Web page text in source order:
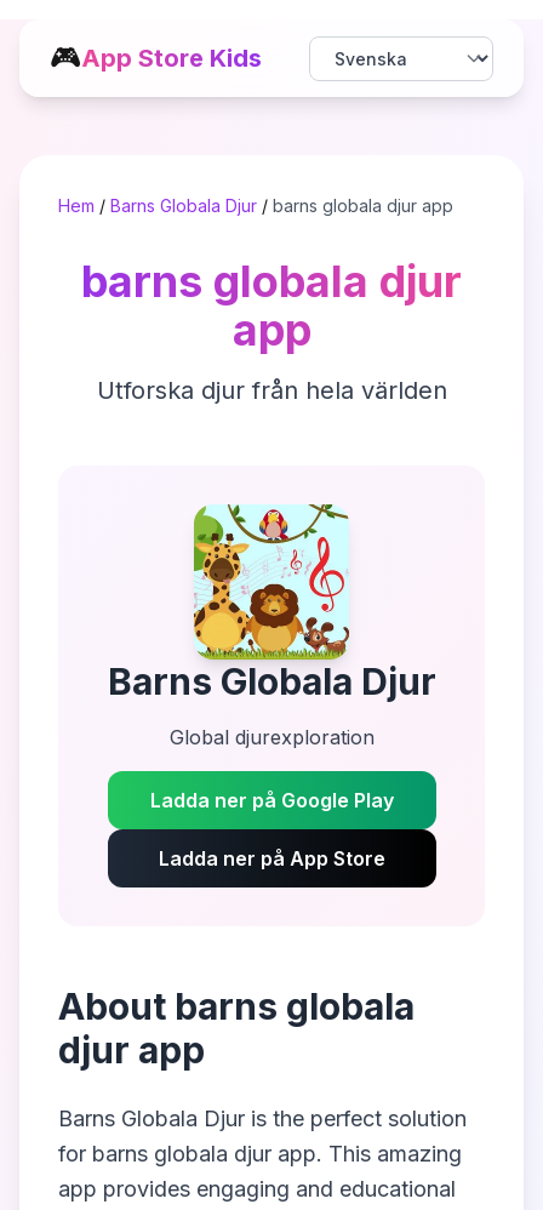
🎮App Store Kids
Hem / Barns Globala Djur / barns globala djur app
barns globala djur
app
Utforska djur från hela världen
Barns Globala Djur
Global djurexploration
Ladda ner på Google Play
Ladda ner på App Store
About barns globala
djur app
Barns Globala Djur is the perfect solution
for barns globala djur app. This amazing
app provides engaging and educational